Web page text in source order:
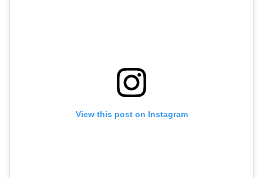
View this post on Instagram